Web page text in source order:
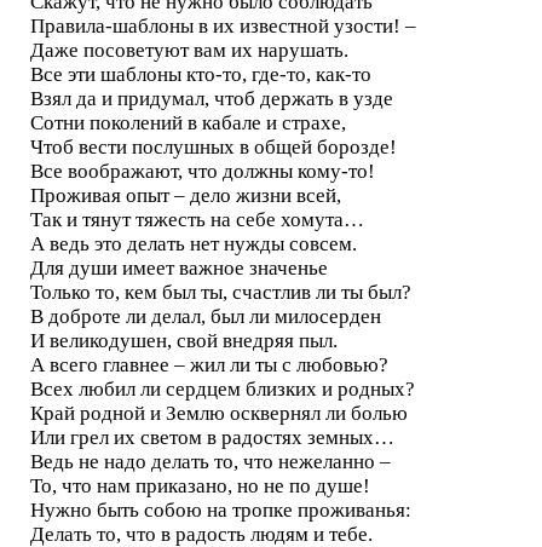
Правила-шаблоны в их известной узости! –
Даже посоветуют вам их нарушать.
Все эти шаблоны кто-то, где-то, как-то
Взял да и придумал, чтоб держать в узде
Сотни поколений в кабале и страхе,
Чтоб вести послушных в общей борозде!
Все воображают, что должны кому-то!
Проживая опыт – дело жизни всей,
Так и тянут тяжесть на себе хомута…
А ведь это делать нет нужды совсем.
Для души имеет важное значенье
Только то, кем был ты, счастлив ли ты был?
В доброте ли делал, был ли милосерден
И великодушен, свой внедряя пыл.
А всего главнее – жил ли ты с любовью?
Всех любил ли сердцем близких и родных?
Край родной и Землю осквернял ли болью
Или грел их светом в радостях земных…
Ведь не надо делать то, что нежеланно –
То, что нам приказано, но не по душе!
Нужно быть собою на тропке проживанья:
Делать то, что в радость людям и тебе.